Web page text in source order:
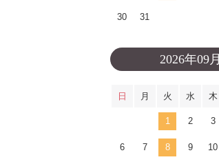
30 31
2026年09月
日 月 火 水 木
1 2 3
6 7 8 9 10